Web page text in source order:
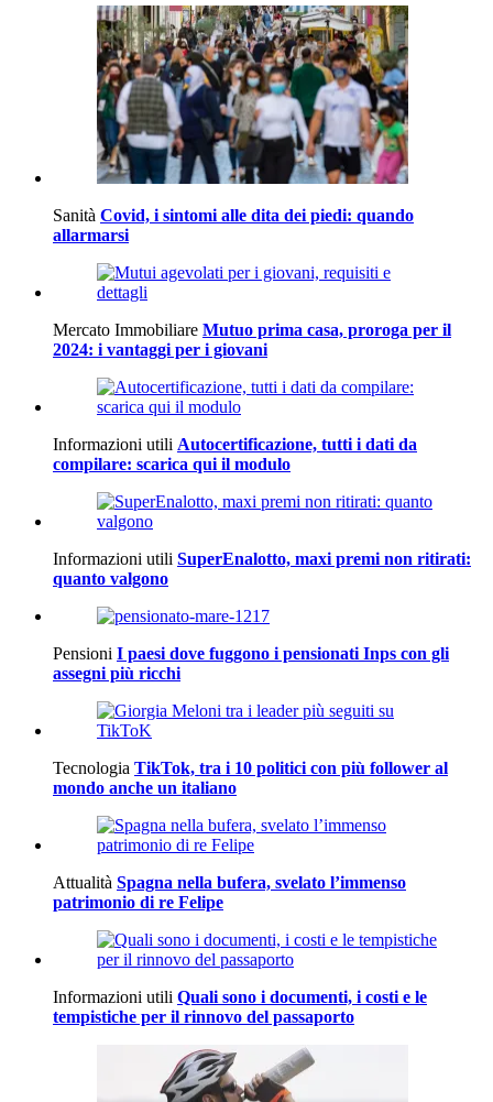
Sanità Covid, i sintomi alle dita dei piedi: quando
allarmarsi
Mercato Immobiliare Mutuo prima casa, proroga per il
2024: i vantaggi per i giovani
Informazioni utili Autocertificazione, tutti i dati da
compilare: scarica qui il modulo
Informazioni utili SuperEnalotto, maxi premi non ritirati:
quanto valgono
Pensioni I paesi dove fuggono i pensionati Inps con gli
assegni più ricchi
Tecnologia TikTok, tra i 10 politici con più follower al
mondo anche un italiano
Attualità Spagna nella bufera, svelato l’immenso
patrimonio di re Felipe
Informazioni utili Quali sono i documenti, i costi e le
tempistiche per il rinnovo del passaporto